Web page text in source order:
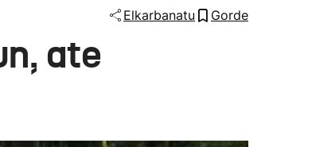
Elkarbanatu Gorde
ate